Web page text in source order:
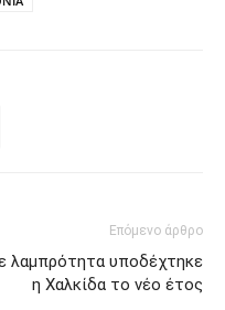
Επόμενο άρθρο
λαμπρότητα υποδέχτηκε
η Χαλκίδα το νέο έτος